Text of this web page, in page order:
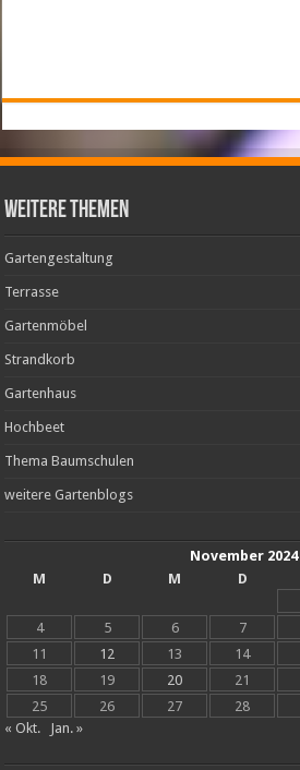
weitere Themen
Gartengestaltung
Terrasse
Gartenmöbel
Strandkorb
Gartenhaus
Hochbeet
Thema Baumschulen
weitere Gartenblogs
November 2024
M
D M D
4
5 6 7
11
12 13 14
18
19 20 21
25
26 27 28
« Okt.
Jan. »